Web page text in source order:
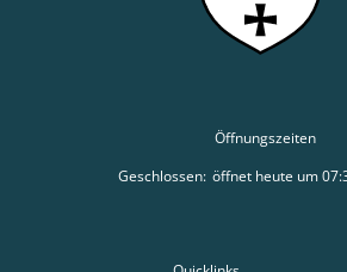
Öffnungszeiten
Klicken, um weitere Öffnungs-
Geschlossen: öffnet heute um